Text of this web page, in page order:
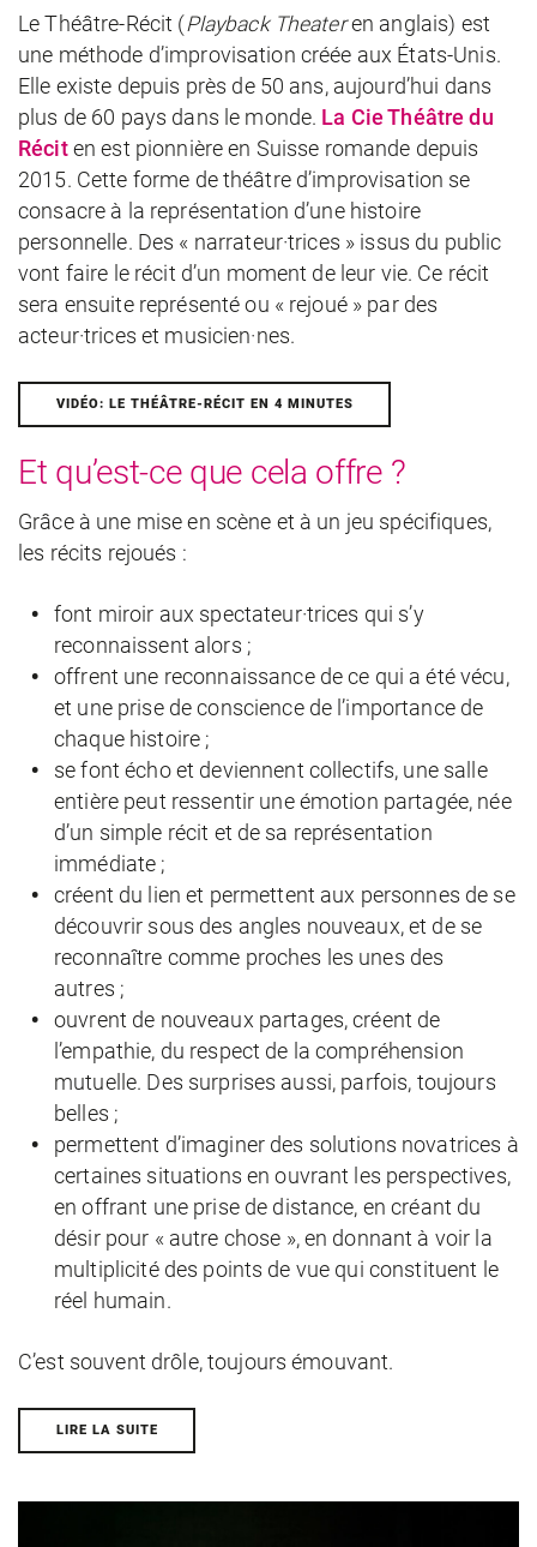
Le Théâtre-Récit (Playback Theateren anglais) est
une méthode d’improvisation créée aux États-Unis.
Elle existe depuis près de 50 ans, aujourd’hui dans
plus de 60 pays dans le monde. La Cie Théâtre du
Réciten est pionnière en Suisse romande depuis
2015. Cette forme de théâtre d’improvisation se
consacre à la représentation d’une histoire
personnelle. Des « narrateur·trices » issus du public
vont faire le récit d’un moment de leur vie. Ce récit
sera ensuite représenté ou « rejoué » par des
acteur·trices et musicien·nes.
VIDÉO: LE THÉÂTRE-RÉCIT EN 4 MINUTES
Et qu’est-ce que cela offre ?
Grâce à une mise en scène et à un jeu spécifiques,
les récits rejoués :
font miroir aux spectateur·trices qui s’y
reconnaissent alors ;
offrent une reconnaissance de ce qui a été vécu,
et une prise de conscience de l’importance de
chaque histoire ;
se font écho et deviennent collectifs, une salle
entière peut ressentir une émotion partagée, née
d’un simple récit et de sa représentation
immédiate ;
créent du lien et permettent aux personnes de se
découvrir sous des angles nouveaux, et de se
reconnaître comme proches les unes des
autres ;
ouvrent de nouveaux partages, créent de
l’empathie, du respect de la compréhension
mutuelle. Des surprises aussi, parfois, toujours
belles ;
permettent d’imaginer des solutions novatrices à
certaines situations en ouvrant les perspectives,
en offrant une prise de distance, en créant du
désir pour « autre chose », en donnant à voir la
multiplicité des points de vue qui constituent le
réel humain.
C’est souvent drôle, toujours émouvant.
LIRE LA SUITE